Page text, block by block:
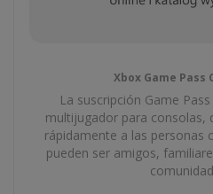
Xbox Game Pass
La suscripción Game
multijugador para consolas,
rápidamente a las personas
pueden ser amigos,